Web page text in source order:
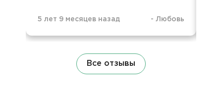
5 лет 9 месяцев назад - Любовь
Все отзывы